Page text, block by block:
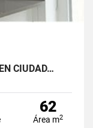
CIUDAD…
62
Área m2